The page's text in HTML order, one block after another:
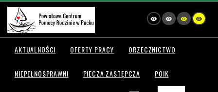
AKTUALNOŚCI OFERTY PRACY ORZECZNICTWO
NIEPEŁNOSPRAWNI PIECZA ZASTĘPCZA POIK